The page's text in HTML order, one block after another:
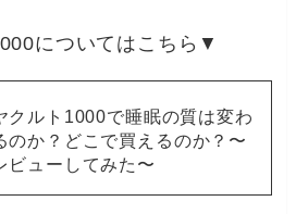
についてはこちら▼
クルト1000で睡眠の質は変わ
のか？どこで買えるのか？〜
ビューしてみた〜